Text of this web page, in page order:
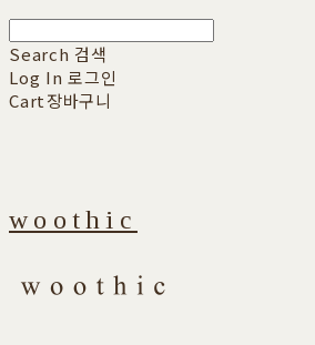
Search 검색
Log In 로그인
Cart장바구니
woothic